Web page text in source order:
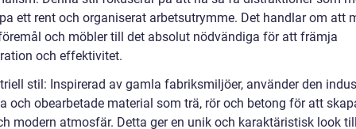
ett rent och organiserat arbetsutrymme. Det handlar om att
och möbler till det absolut nödvändiga för att främja
och effektivitet.
stil: Inspirerad av gamla fabriksmiljöer, använder den
och obearbetade material som trä, rör och betong för att
modern atmosfär. Detta ger en unik och karaktäristisk look